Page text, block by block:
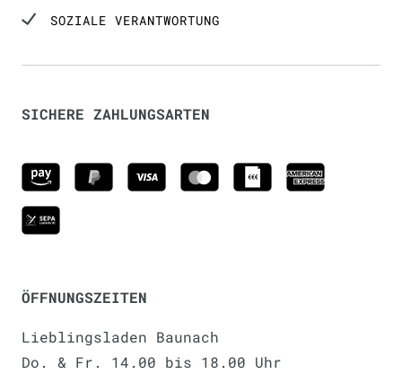
SOZIALE VERANTWORTUNG
SICHERE ZAHLUNGSARTEN
ÖFFNUNGSZEITEN
Lieblingsladen Baunach
Do. & Fr. 14.00 bis 18.00 Uhr